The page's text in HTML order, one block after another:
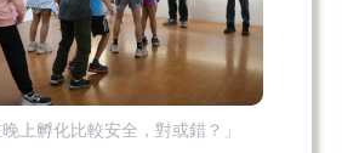
晚上孵化比較安全，對或錯？」